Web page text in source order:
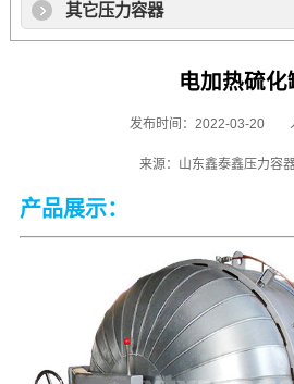
其它压力容器
电加热硫化
发布时间：2022-03-20
来源：山东鑫泰鑫压力容
产品展示：